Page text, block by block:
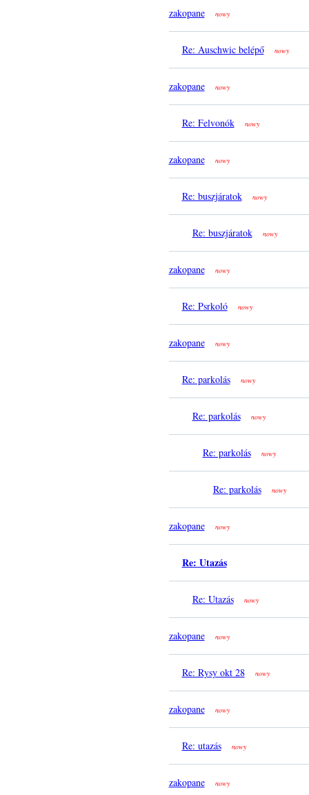
zakopane nowy
Re: Auschwic belépő nowy
zakopane nowy
Re: Felvonók nowy
zakopane nowy
Re: buszjáratok nowy
Re: buszjáratok nowy
zakopane nowy
Re: Psrkoló nowy
zakopane nowy
Re: parkolás nowy
Re: parkolás nowy
Re: parkolás nowy
Re: parkolás nowy
zakopane nowy
Re: Utazás
Re: Utazás nowy
zakopane nowy
Re: Rysy okt 28 nowy
zakopane nowy
Re: utazás nowy
zakopane nowy